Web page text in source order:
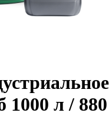
л /